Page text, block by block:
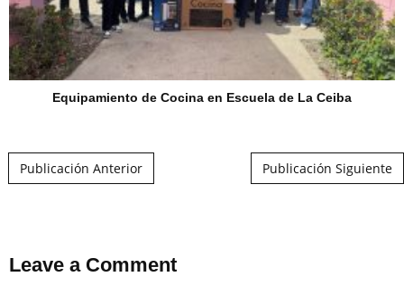
Equipamiento de Cocina en Escuela de La Ceiba
Publicación Anterior Publicación Siguiente
Leave a Comment